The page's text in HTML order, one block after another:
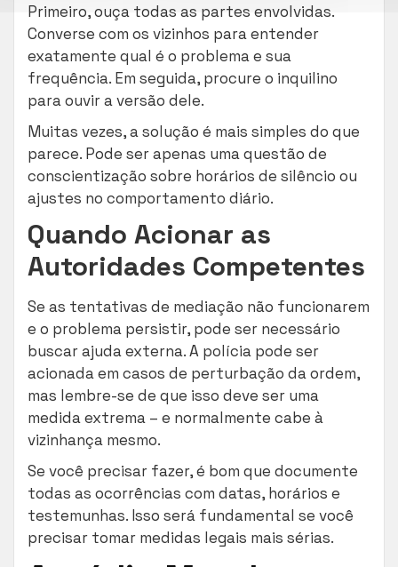
Primeiro, ouça todas as partes envolvidas.
Converse com os vizinhos para entender
exatamente qual é o problema e sua
frequência. Em seguida, procure o inquilino
para ouvir a versão dele.
Muitas vezes, a solução é mais simples do que
parece. Pode ser apenas uma questão de
conscientização sobre horários de silêncio ou
ajustes no comportamento diário.
Quando Acionar as
Autoridades Competentes
Se as tentativas de mediação não funcionarem
e o problema persistir, pode ser necessário
buscar ajuda externa. A polícia pode ser
acionada em casos de perturbação da ordem,
mas lembre-se de que isso deve ser uma
medida extrema – e normalmente cabe à
vizinhança mesmo.
Se você precisar fazer, é bom que documente
todas as ocorrências com datas, horários e
testemunhas. Isso será fundamental se você
precisar tomar medidas legais mais sérias.